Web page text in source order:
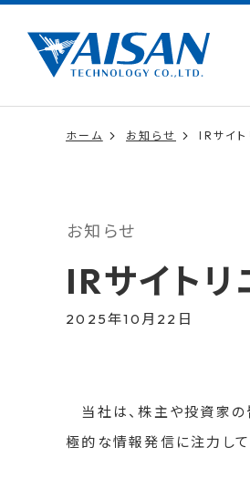
ホーム お知らせ IRサイ
お知らせ
IRサイト
2025年10月22日
当社は、株主や投資家の
極的な情報発信に注力して